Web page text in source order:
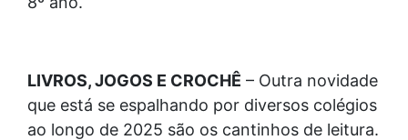
LIVROS, JOGOS E CROCHÊ – Outra novidade
que está se espalhando por diversos colégios
ao longo de 2025 são os cantinhos de leitura.